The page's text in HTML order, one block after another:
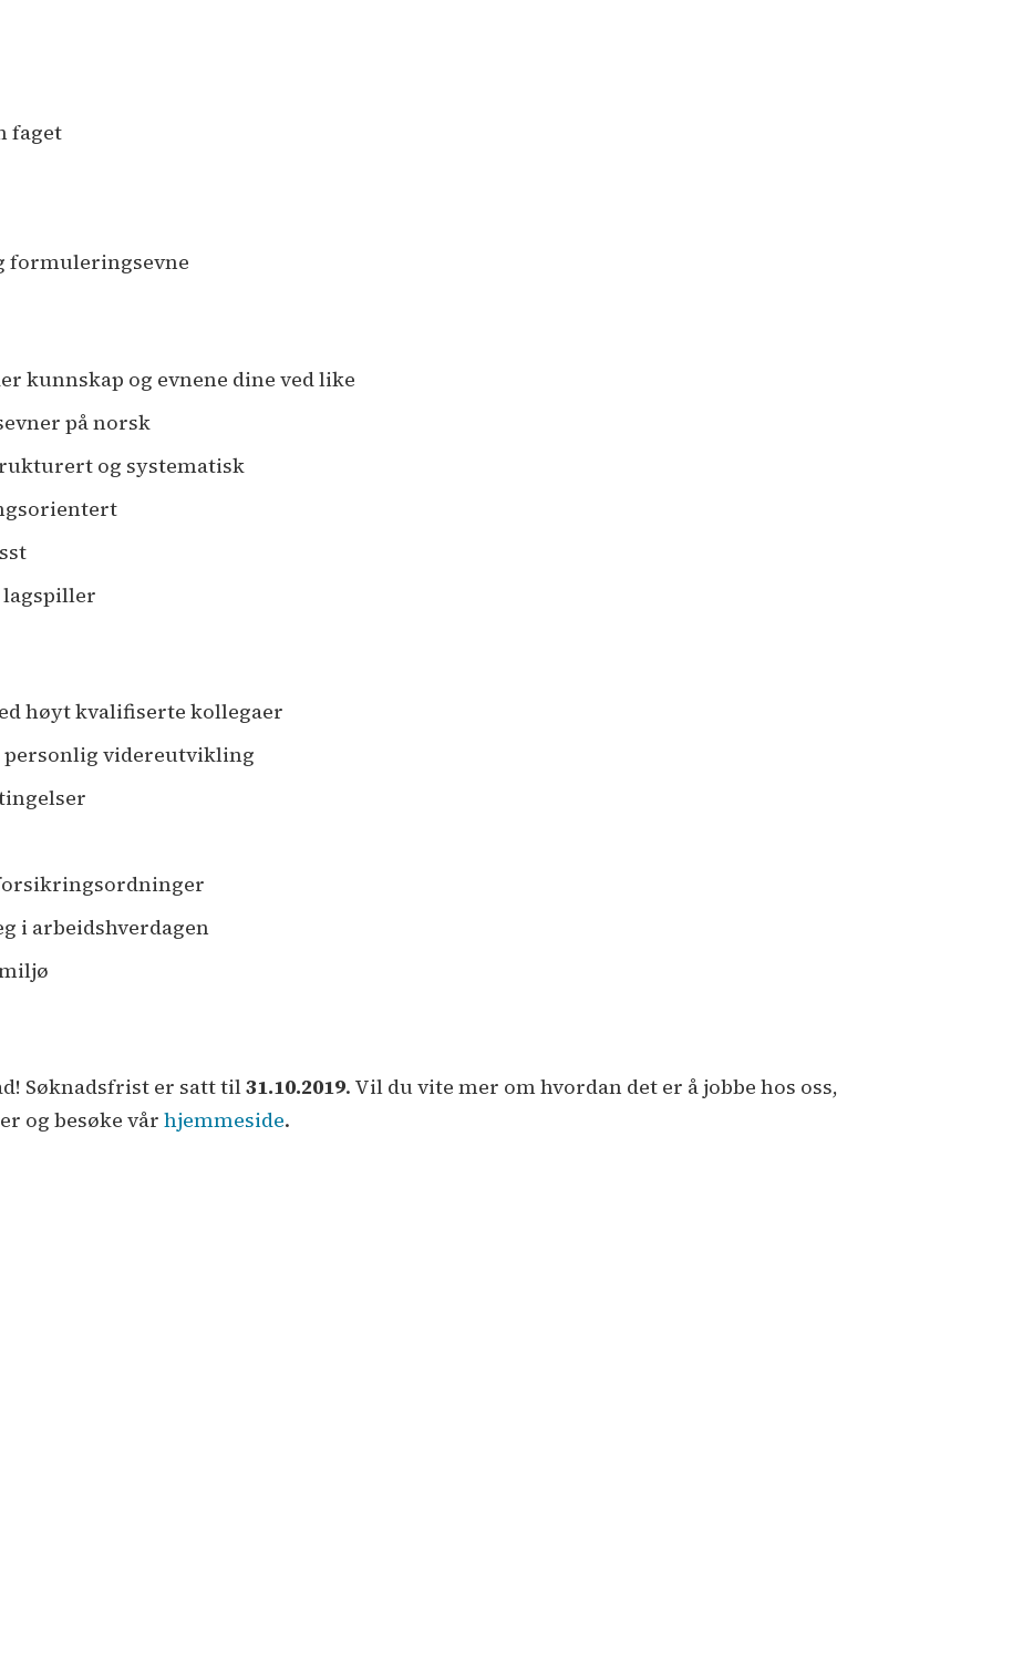
faget
formuleringsevne
kunnskap og evnene dine ved like
på norsk
og systematisk
lagspiller
høyt kvalifiserte kollegaer
personlig videreutvikling
i arbeidshverdagen
Søknadsfrist er satt til31.10.2019. Vil du vite mer om hvordan det er å jobbe hos oss,
og besøke vårhjemmeside.